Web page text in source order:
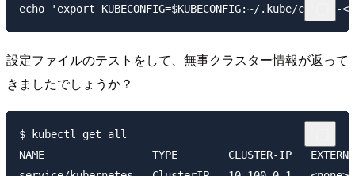
設定ファイルのテストをして、無事クラスター情報が返って
きましたでしょうか？
$ kubectl get all
NAME                 TYPE        CLUSTER-IP